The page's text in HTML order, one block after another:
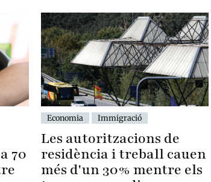
70
Economia Immigració
Les autoritzacions de
residència i treball cauen
més d'un 30% mentre els